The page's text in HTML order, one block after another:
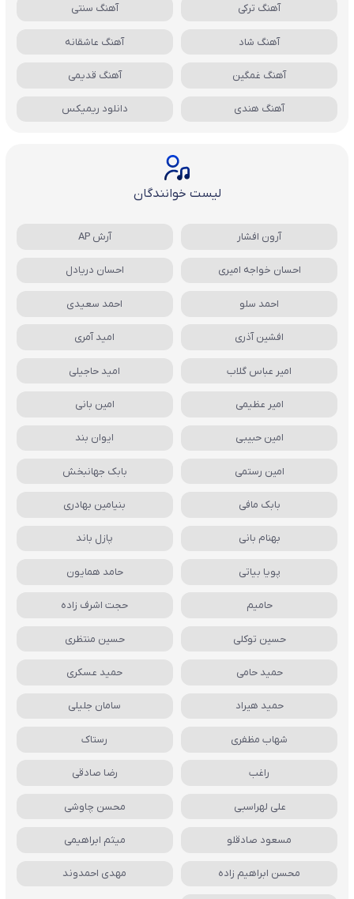
آهنگ ترکی آهنگ سنتی
آهنگ شاد آهنگ عاشقانه
آهنگ غمگین آهنگ قدیمی
آهنگ هندی دانلود ریمیکس
لیست خوانندگان
آرون افشار آرش AP
احسان خواجه امیری احسان دریادل
احمد سلو احمد سعیدی
افشین آذری امید آمری
امیر عباس گلاب امید حاجیلی
امیر عظیمی امین بانی
امین حبیبی ایوان بند
امین رستمی بابک جهانبخش
بابک مافی بنیامین بهادری
بهنام بانی پازل باند
پویا بیاتی حامد همایون
حامیم حجت اشرف زاده
حسین توکلی حسین منتظری
حمید حامی حمید عسکری
حمید هیراد سامان جلیلی
شهاب مظفری رستاک
راغب رضا صادقی
علی لهراسبی محسن چاوشی
مسعود صادقلو میثم ابراهیمی
محسن ابراهیم زاده مهدی احمدوند